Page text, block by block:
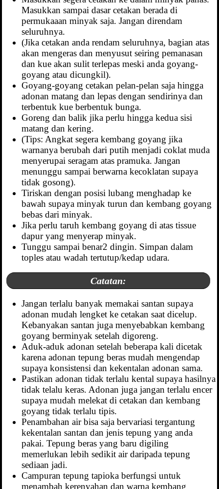
Masukkan sampai dasar cetakan berada di
permukaaan minyak saja. Jangan direndam
seluruhnya.
(Jika cetakan anda rendam seluruhnya, bagian atas
akan mengeras dan menyusut seiring pemanasan
dan kue akan sulit terlepas meski anda goyang-
goyang atau dicungkil).
Goyang-goyang cetakan pelan-pelan saja hingga
adonan matang dan lepas dengan sendirinya dan
terbentuk kue berbentuk bunga.
Goreng dan balik jika perlu hingga kedua sisi
matang dan kering.
(Tips: Angkat segera kembang goyang jika
warnanya berubah dari putih menjadi coklat muda
menyerupai seragam atas pramuka. Jangan
menunggu sampai berwarna kecoklatan supaya
tidak gosong).
Tiriskan dengan posisi lubang menghadap ke
bawah supaya minyak turun dan kembang goyang
bebas dari minyak.
Jika perlu taruh kembang goyang di atas tissue
dapur yang menyerap minyak.
Tunggu sampai benar2 dingin. Simpan dalam
toples atau wadah tertutup/kedap udara.
Catatan:
Jangan terlalu banyak memakai santan supaya
adonan mudah lengket ke cetakan saat dicelup.
Kebanyakan santan juga menyebabkan kembang
goyang berminyak setelah digoreng.
Aduk-aduk adonan setelah beberapa kali dicetak
karena adonan tepung beras mudah mengendap
supaya konsistensi dan kekentalan adonan sama.
Pastikan adonan tidak terlalu kental supaya hasilnya
tidak telalu keras. Adonan juga jangan terlalu encer
supaya mudah melekat di cetakan dan kembang
goyang tidak terlalu tipis.
Penambahan air bisa saja bervariasi tergantung
kekentalan santan dan jenis tepung yang anda
pakai. Tepung beras yang baru digiling
memerlukan lebih sedikit air daripada tepung
sediaan jadi.
Campuran tepung tapioka berfungsi untuk
menambah kerenyahan dan warna kembang